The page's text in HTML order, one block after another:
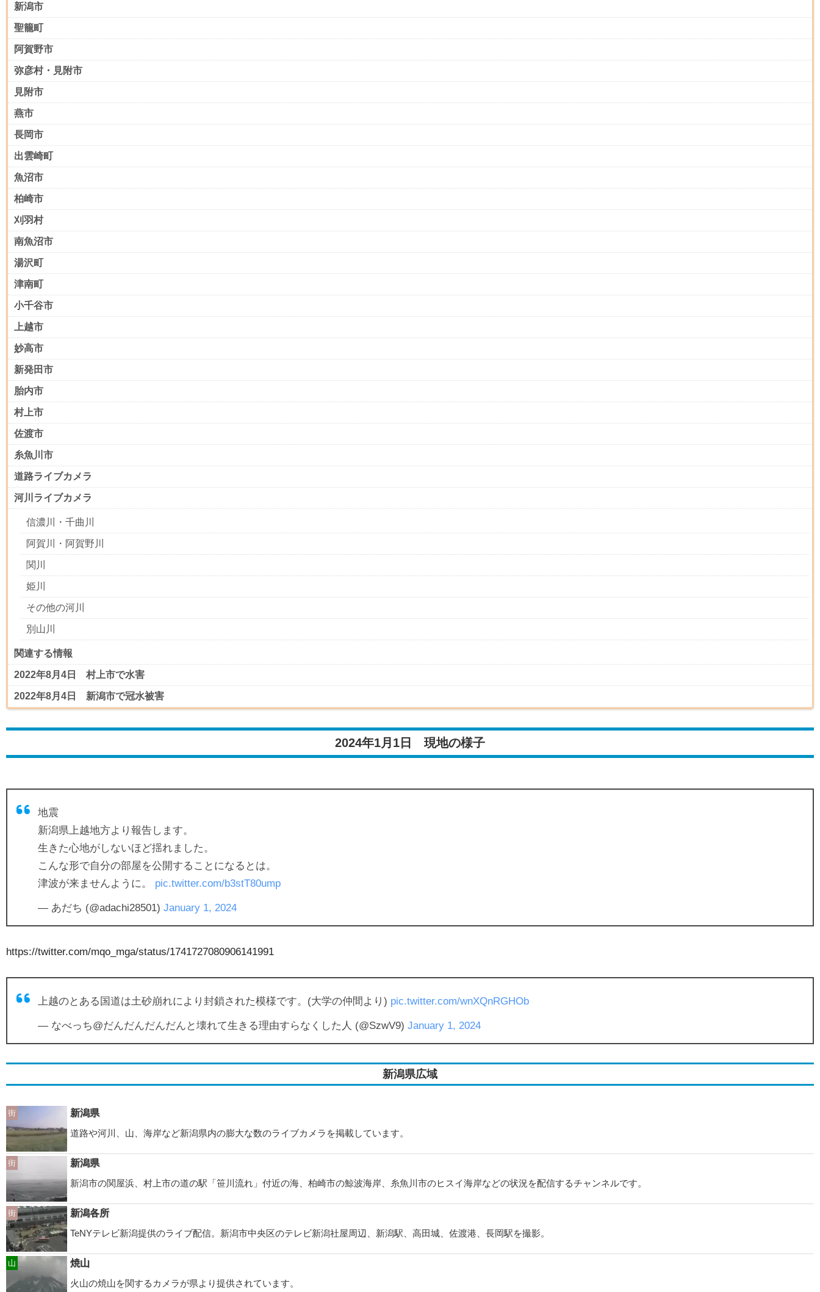
新潟市
聖籠町
阿賀野市
弥彦村・見附市
見附市
燕市
長岡市
出雲崎町
魚沼市
柏崎市
刈羽村
南魚沼市
湯沢町
津南町
小千谷市
上越市
妙高市
新発田市
胎内市
村上市
佐渡市
糸魚川市
道路ライブカメラ
河川ライブカメラ
信濃川・千曲川
阿賀川・阿賀野川
関川
姫川
その他の河川
別山川
関連する情報
2022年8月4日 村上市で水害
2022年8月4日 新潟市で冠水被害
2024年1月1日 現地の様子
地震
新潟県上越地方より報告します。
生きた心地がしないほど揺れました。
こんな形で自分の部屋を公開することになるとは。
津波が来ませんように。 pic.twitter.com/b3stT80ump
— あだち (@adachi28501) January 1, 2024
https://twitter.com/mqo_mga/status/1741727080906141991
上越のとある国道は土砂崩れにより封鎖された模様です。(大学の仲間より) pic.twitter.com/wnXQnRGHOb
— なべっち@だんだんだんだんと壊れて生きる理由すらなくした人 (@SzwV9) January 1, 2024
新潟県広域
街
新潟県
道路や河川、山、海岸など新潟県内の膨大な数のライブカメラを掲載しています。
街
新潟県
新潟市の関屋浜、村上市の道の駅「笹川流れ」付近の海、柏崎市の鯨波海岸、糸魚川市のヒスイ海岸などの状況を配信するチャンネルです。
街
新潟各所
TeNYテレビ新潟提供のライブ配信。新潟市中央区のテレビ新潟社屋周辺、新潟駅、高田城、佐渡港、長岡駅を撮影。
山
焼山
火山の焼山を関するカメラが県より提供されています。